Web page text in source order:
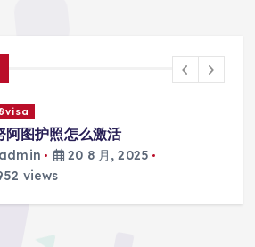
阿图护照怎么激活
admin
20 8 月, 2025
views